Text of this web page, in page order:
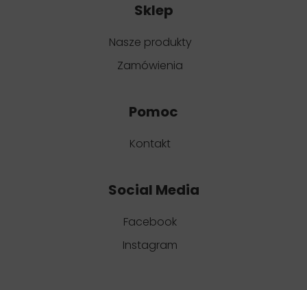
Sklep
Nasze produkty
Zamówienia
Pomoc
Kontakt
Social Media
Facebook
Instagram